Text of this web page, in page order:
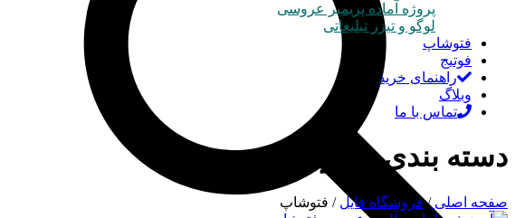
پروژه آماده پریمیر عروسی
لوگو و تیزر تبلیغاتی
فتوشاپ
فوتیج
راهنمای خرید
وبلاگ
تماس با ما
دسته بندی : فتوشاپ
صفحه اصلی /فروشگاه فایل / فتوشاپ